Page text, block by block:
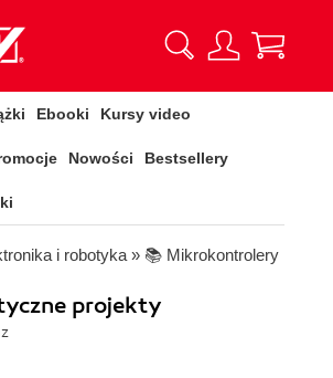
Ebooki Kursy video
Nowości Bestsellery
i robotyka » 📚 Mikrokontrolery
projekty